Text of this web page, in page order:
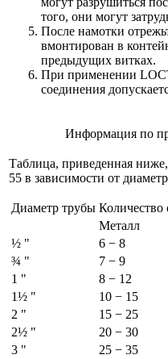
того, они могут
После намотки
вмонтирован в
предыдущих витках.
При применении
соединения
Информация по
Таблица, приведенная
55 в зависимости от
Диаметр трубы Количество
Металл
½ "
6 − 8
¾ "
7 − 9
1 "
8 − 12
1½ "
10 − 15
2 "
15 − 25
2½ "
20 − 30
3 "
25 − 35